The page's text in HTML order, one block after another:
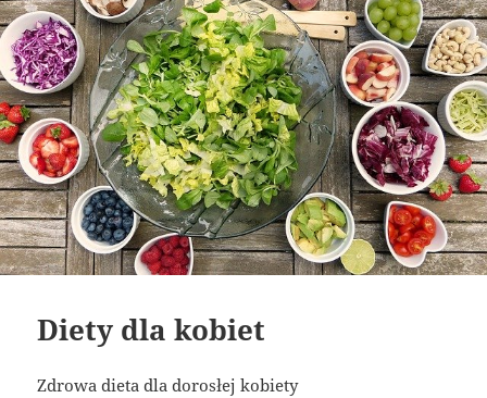
Diety dla kobiet
Zdrowa dieta dla dorosłej kobiety